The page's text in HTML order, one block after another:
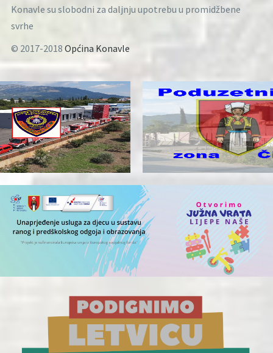
Konavle su slobodni za daljnju upotrebu u promidžbene
svrhe
© 2017-2018 Općina Konavle